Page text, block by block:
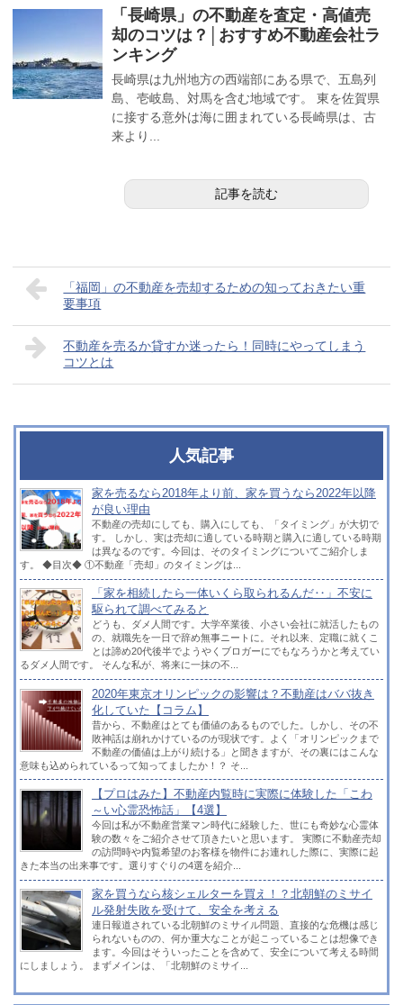
「長崎県」の不動産を査定・高値売
却のコツは？│おすすめ不動産会社ラ
ンキング
長崎県は九州地方の西端部にある県で、五島列
島、壱岐島、対馬を含む地域です。 東を佐賀県
に接する意外は海に囲まれている長崎県は、古
来より...
記事を読む
「福岡」の不動産を売却するための知っておきたい重
要事項
不動産を売るか貸すか迷ったら！同時にやってしまう
コツとは
人気記事
家を売るなら2018年より前、家を買うなら2022年以降
が良い理由
不動産の売却にしても、購入にしても、「タイミング」が大切で
す。 しかし、実は売却に適している時期と購入に適している時期
は異なるのです。今回は、そのタイミングについてご紹介しま
す。 ◆目次◆ ①不動産「売却」のタイミングは...
「家を相続したら一体いくら取られるんだ‥」不安に
駆られて調べてみると
どうも、ダメ人間です。大学卒業後、小さい会社に就活したもの
の、就職先を一日で辞め無事ニートに。それ以来、定職に就くこ
とは諦め20代後半でようやくブロガーにでもなろうかと考えてい
るダメ人間です。 そんな私が、将来に一抹の不...
2020年東京オリンピックの影響は？不動産はババ抜き
化していた【コラム】
昔から、不動産はとても価値のあるものでした。しかし、その不
敗神話は崩れかけているのが現状です。よく「オリンピックまで
不動産の価値は上がり続ける」と聞きますが、その裏にはこんな
意味も込められているって知ってましたか！？ そ...
【プロはみた】不動産内覧時に実際に体験した「こわ
～い心霊恐怖話」【4選】
今回は私が不動産営業マン時代に経験した、世にも奇妙な心霊体
験の数々をご紹介させて頂きたいと思います。 実際に不動産売却
の訪問時や内覧希望のお客様を物件にお連れした際に、実際に起
きた本当の出来事です。選りすぐりの4選を紹介...
家を買うなら核シェルターを買え！？北朝鮮のミサイ
ル発射失敗を受けて、安全を考える
連日報道されている北朝鮮のミサイル問題、直接的な危機は感じ
られないものの、何か重大なことが起こっていることは想像でき
ます。今回はそういったことを含めて、安全について考える時間
にしましょう。 まずメインは、「北朝鮮のミサイ...